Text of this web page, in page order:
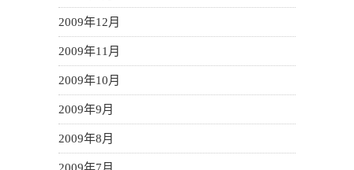
2009年12月
2009年11月
2009年10月
2009年9月
2009年8月